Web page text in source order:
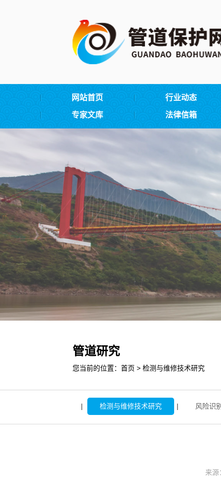
网站首页 行业动态
专家文库 法律信箱
管道研究
您当前的位置： 首页 > 检测与维修技术研究
检测与维修技术研究 风险识别
来